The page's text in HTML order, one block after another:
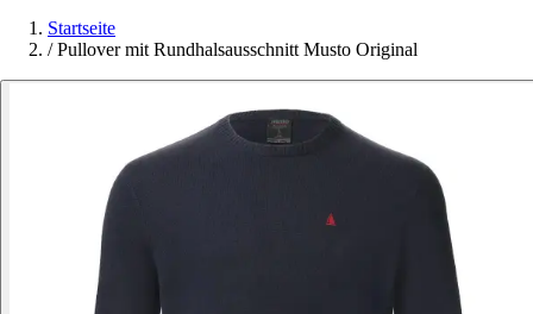
Startseite
/ Pullover mit Rundhalsausschnitt Musto Original